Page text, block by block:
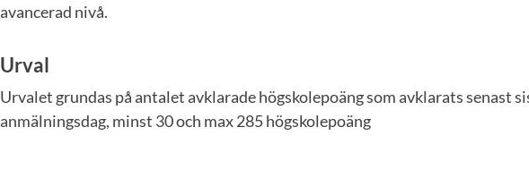
avancerad nivå.
Urval
Urvalet grundas på antalet avklarade högskolepoäng som avklarats senast
anmälningsdag, minst 30 och max 285 högskolepoäng